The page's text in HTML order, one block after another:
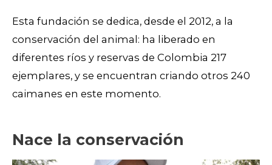
Esta fundación se dedica, desde el 2012, a la
conservación del animal: ha liberado en
diferentes ríos y reservas de Colombia 217
ejemplares, y se encuentran criando otros 240
caimanes en este momento.
Nace la conservación